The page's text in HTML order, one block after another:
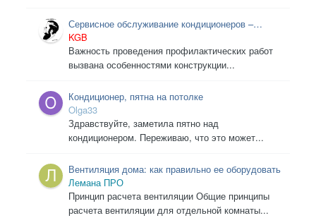
Сервисное обслуживание кондиционеров –
необходимость?!
KGB
Важность проведения профилактических работ
вызвана особенностями конструкции...
Кондиционер, пятна на потолке
Olga33
Здравствуйте, заметила пятно над
кондиционером. Переживаю, что это может...
Вентиляция дома: как правильно ее оборудовать
Лемана ПРО
Принцип расчета вентиляции Общие принципы
расчета вентиляции для отдельной комнаты...